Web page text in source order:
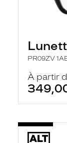
PR09ZV
À partir